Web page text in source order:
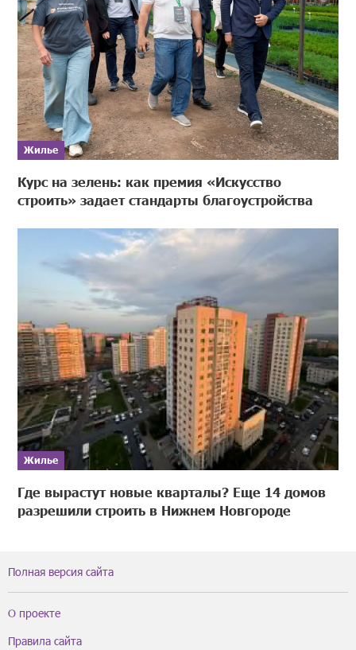
Жилье
Курс на зелень: как премия «Искусство
строить» задает стандарты благоустройства
Жилье
Где вырастут новые кварталы? Еще 14 домов
разрешили строить в Нижнем Новгороде
Полная версия сайта
О проекте
Правила сайта